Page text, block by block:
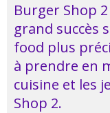
Burger Shop
grand succès
food plus
à prendre en
cuisine et les
Shop 2.